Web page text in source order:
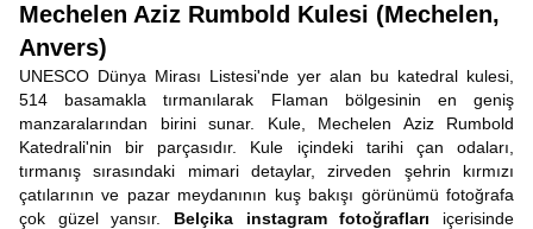
Mechelen Aziz Rumbold Kulesi (Mechelen,
Anvers)
UNESCO Dünya Mirası Listesi'nde yer alan bu katedral kulesi,
514 basamakla tırmanılarak Flaman bölgesinin en geniş
manzaralarından birini sunar. Kule, Mechelen Aziz Rumbold
Katedrali'nin bir parçasıdır. Kule içindeki tarihi çan odaları,
tırmanış sırasındaki mimari detaylar, zirveden şehrin kırmızı
çatılarının ve pazar meydanının kuş bakışı görünümü fotoğrafa
çok güzel yansır. Belçika instagram fotoğrafları içerisinde